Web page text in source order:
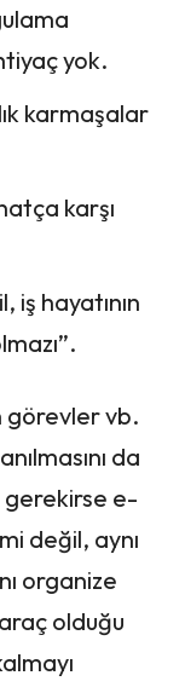
yok.
karmaşalar
karşı
hayatının
görevler vb.
da
e-
değil, aynı
organize
olduğu